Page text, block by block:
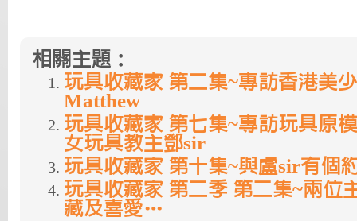
相關主題：
玩具收藏家 第二集~專訪香港美
Matthew
玩具收藏家 第七集~專訪玩具原
女玩具教主鄧sir
玩具收藏家 第十集~與盧sir有個
玩具收藏家 第二季 第二集~兩位
藏及喜愛…